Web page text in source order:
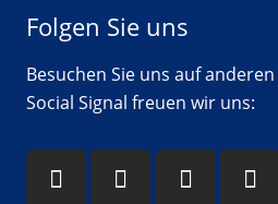
Folgen Sie uns
Besuchen Sie uns auf
Social Signal freuen wir uns: